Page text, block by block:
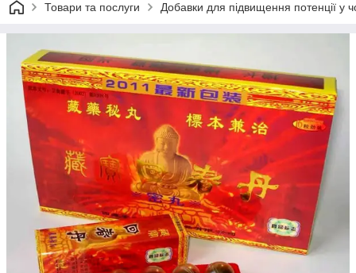
Товари та послуги Добавки для підвищення потенції у